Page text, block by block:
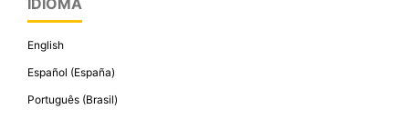
IDIOMA
English
Español (España)
Português (Brasil)